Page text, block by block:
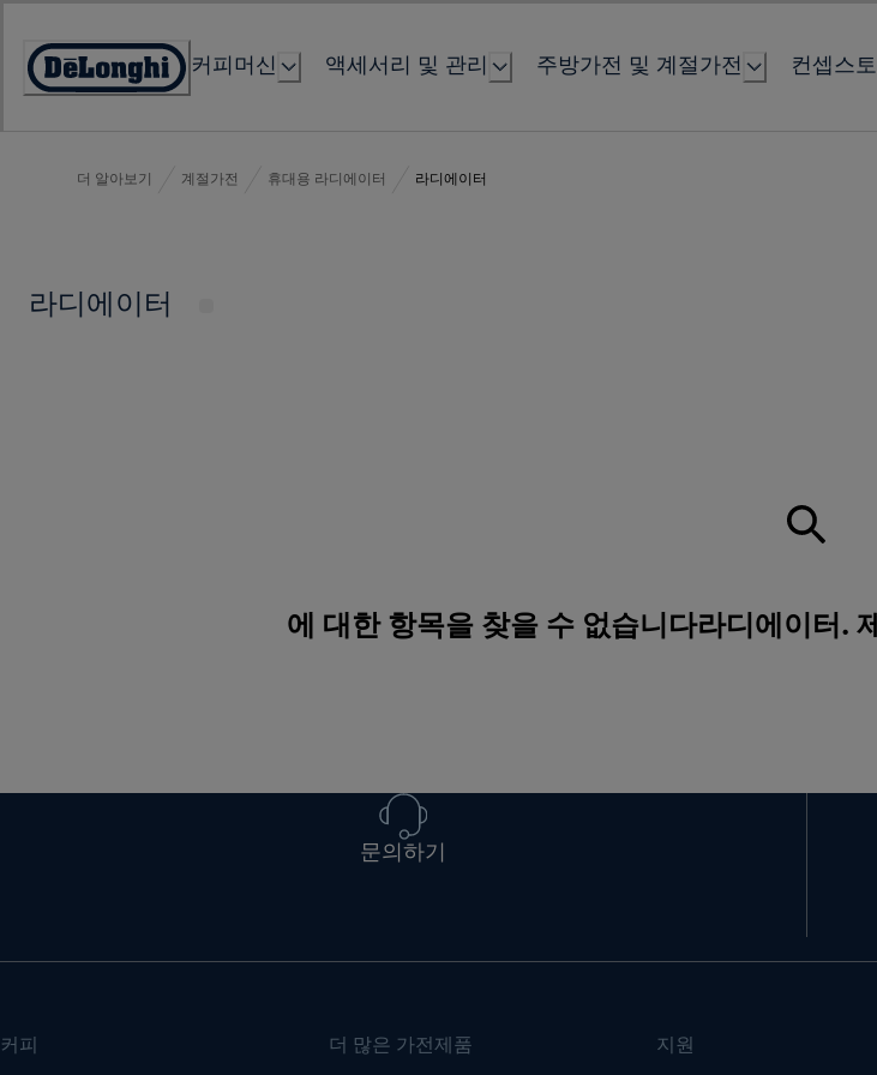
Content
Accessibility
커피머신 액세서리 및 관리 주방가전 및 계절가전 컨셉스
더 알아보기 계절가전 휴대용 라디에이터 라디에이터
라디에이터
에 대한 항목을 찾을 수 없습니다라디에이터.
문의하기
커피 더 많은 가전제품 지원